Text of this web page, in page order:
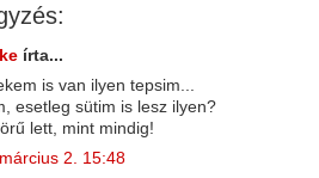
írta...
is van ilyen tepsim...
esetleg sütim is lesz ilyen?
lett, mint mindig!
2. 15:48